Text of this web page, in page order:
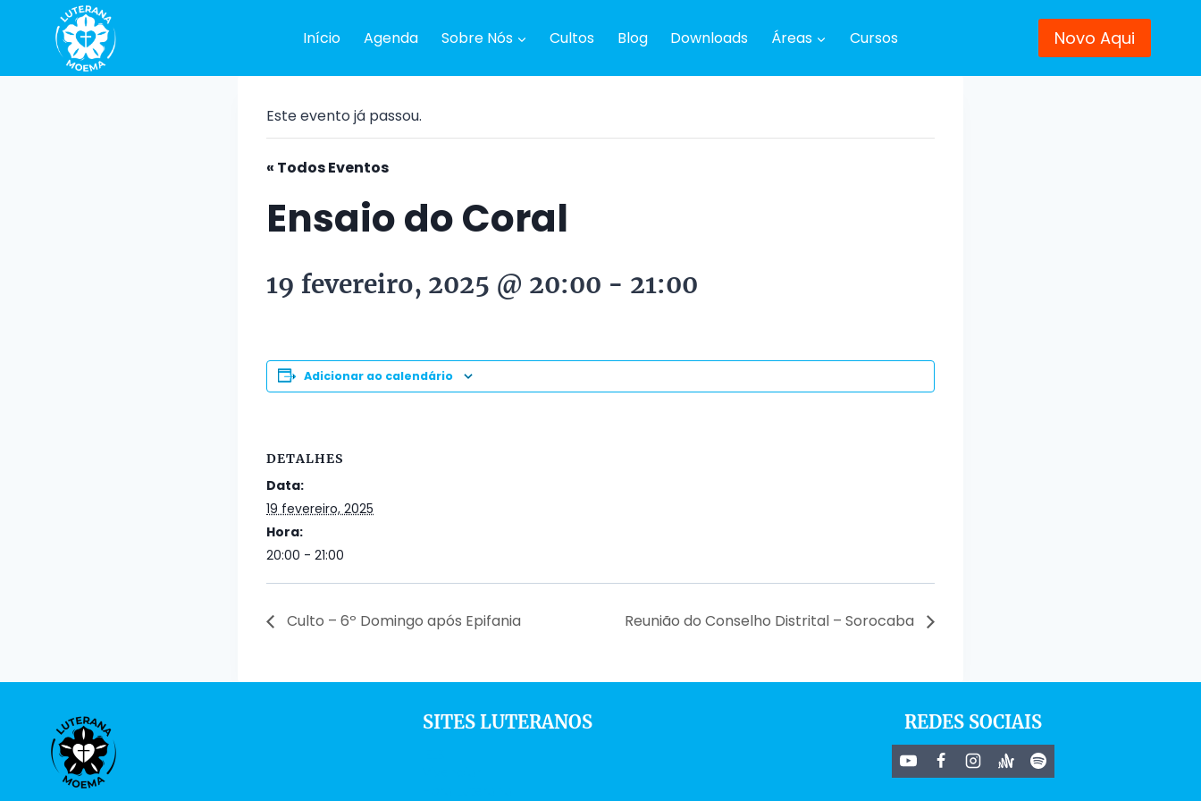
Conteúdo
Início Agenda Sobre Nós Cultos Blog Downloads Áreas Cursos Novo Aqui
Este evento já passou.
« Todos Eventos
Ensaio do Coral
19 fevereiro, 2025 @ 20:00 - 21:00
Adicionar ao calendário
DETALHES
Data:
19 fevereiro, 2025
Hora:
20:00 - 21:00
Culto – 6º Domingo após Epifania Reunião do Conselho Distrital – Sorocaba
SITES LUTERANOS REDES SOCIAIS